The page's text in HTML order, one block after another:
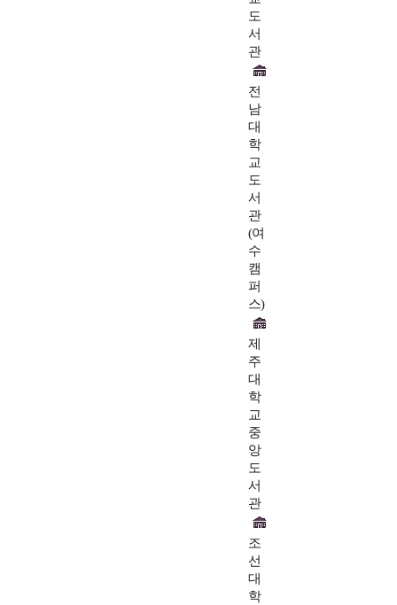
도
서
관
전
남
대
학
교
도
서
관
(여
수
캠
퍼
스)
제
주
대
학
교
중
앙
도
서
관
조
선
대
학